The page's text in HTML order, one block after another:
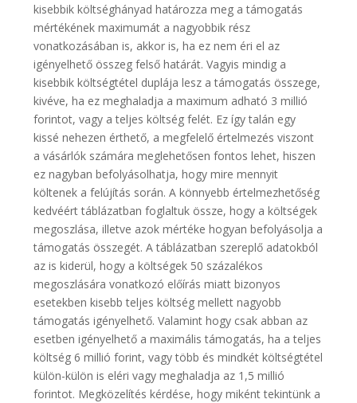
kisebbik költséghányad határozza meg a támogatás
mértékének maximumát a nagyobbik rész
vonatkozásában is, akkor is, ha ez nem éri el az
igényelhető összeg felső határát. Vagyis mindig a
kisebbik költségtétel duplája lesz a támogatás összege,
kivéve, ha ez meghaladja a maximum adható 3 millió
forintot, vagy a teljes költség felét. Ez így talán egy
kissé nehezen érthető, a megfelelő értelmezés viszont
a vásárlók számára meglehetősen fontos lehet, hiszen
ez nagyban befolyásolhatja, hogy mire mennyit
költenek a felújítás során. A könnyebb értelmezhetőség
kedvéért táblázatban foglaltuk össze, hogy a költségek
megoszlása, illetve azok mértéke hogyan befolyásolja a
támogatás összegét. A táblázatban szereplő adatokból
az is kiderül, hogy a költségek 50 százalékos
megoszlására vonatkozó előírás miatt bizonyos
esetekben kisebb teljes költség mellett nagyobb
támogatás igényelhető. Valamint hogy csak abban az
esetben igényelhető a maximális támogatás, ha a teljes
költség 6 millió forint, vagy több és mindkét költségtétel
külön-külön is eléri vagy meghaladja az 1,5 millió
forintot. Megközelítés kérdése, hogy miként tekintünk a